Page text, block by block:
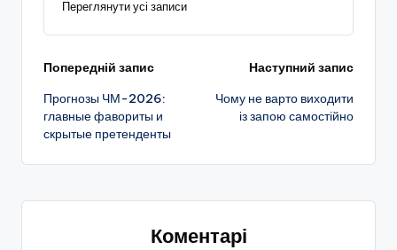
Переглянути усі записи
Навігація
по
запису
Попередній запис
Прогнозы ЧМ-2026:
главные фавориты и
скрытые претенденты
Наступний запис
Чому не варто виходити
із запою самостійно
Коментарі